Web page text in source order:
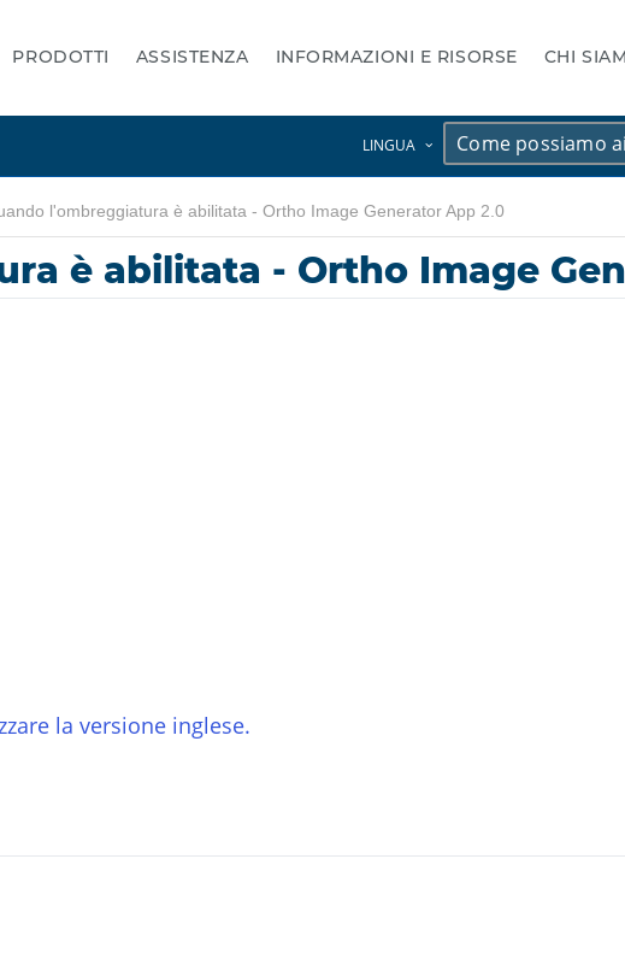
PRODOTTI ASSISTENZA INFORMAZIONI E RISORSE CHI
LINGUA
l'ombreggiatura è abilitata - Ortho Image Generator App 2.0
è abilitata - Ortho Image
la versione inglese.